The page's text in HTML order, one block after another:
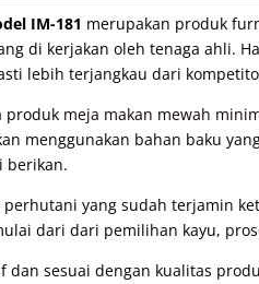
IM-181 merupakan produk
di kerjakan oleh tenaga ahli.
lebih terjangkau dari
produk meja makan mewah
menggunakan bahan baku
berikan.
yang sudah terjamin
dari dari pemilihan kayu,
sesuai dengan kualitas